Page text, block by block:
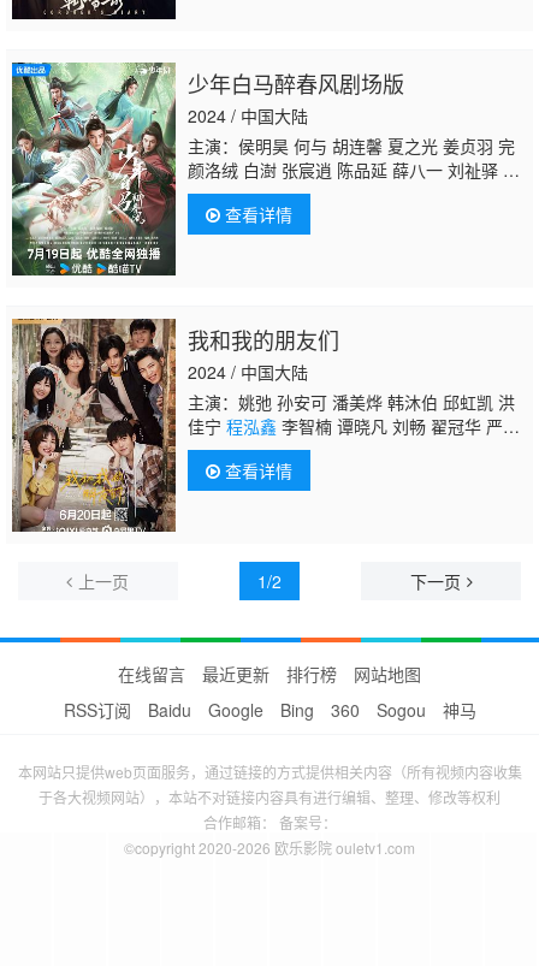
少年白马醉春风剧场版
2024 / 中国大陆
主演：侯明昊 何与 胡连馨 夏之光 姜贞羽 完
颜洛绒 白澍 张宸逍 陈品延 薛八一 刘祉驿 朱
正廷 邱心志 佟梦实 吴岱融 黄奕 阳兵卓 曹曦
月程泓鑫邓超元 肖凯中 黑泽 孙泽源 蒋恺 言
杰 于欣禾 修庆 范诗然 彭雅琦 虞祎杰 边天
查看详情
我和我的朋友们
2024 / 中国大陆
主演：姚弛 孙安可 潘美烨 韩沐伯 邱虹凯 洪
佳宁 程泓鑫 李智楠 谭晓凡 刘畅 翟冠华 严智
超
查看详情
上一页 1/2 下一页
在线留言 最近更新 排行榜
网站地图
RSS订阅
Baidu Google Bing 360 Sogou 神马
本网站只提供web页面服务，通过链接的方式提供相关内容（所有视频内容收集
于各大视频网站），本站不对链接内容具有进行编辑、整理、修改等权利
合作邮箱： 备案号：
©copyright 2020-2026 欧乐影院 ouletv1.com